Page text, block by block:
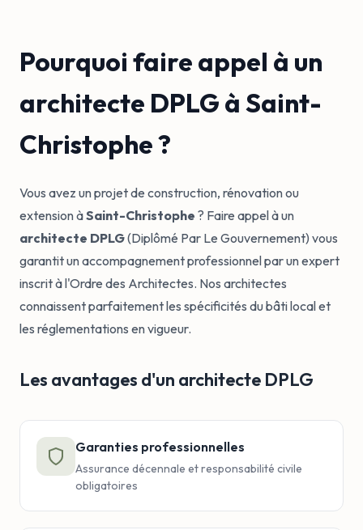
Pourquoi faire appel à un
architecte DPLG à Saint-
Christophe ?
Vous avez un projet de construction, rénovation ou
extension àSaint-Christophe ? Faire appel à un
architecte DPLG(Diplômé Par Le Gouvernement) vous
garantit un accompagnement professionnel par un expert
inscrit à l'Ordre des Architectes. Nos architectes
connaissent parfaitement les spécificités du bâti local et
les réglementations en vigueur.
Les avantages d'un architecte DPLG
Garanties professionnelles
Assurance décennale et responsabilité civile
obligatoires